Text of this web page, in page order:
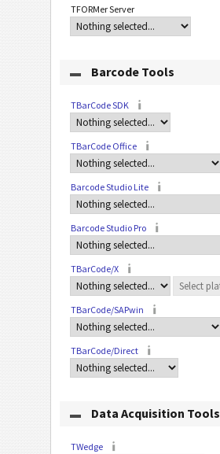
TFORMer Server
Barcode Tools
TBarCode SDK
TBarCode Office
Barcode Studio Lite
Barcode Studio Pro
TBarCode/X
TBarCode/SAPwin
TBarCode/Direct
Data Acquisition Tools
TWedge